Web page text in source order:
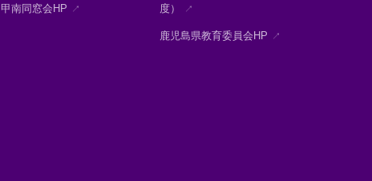
甲南同窓会HP
度）
鹿児島県教育委員会HP